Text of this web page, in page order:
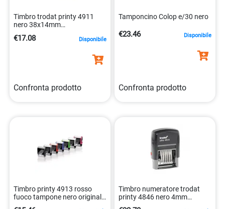
Timbro trodat printy 4911
nero 38x14mm
092399430704
€17.08 Disponibile
Confronta prodotto
Tamponcino Colop e/30 nero
€23.46 Disponibile
Confronta prodotto
Timbro printy 4913 rosso
fuoco tampone nero originale
Timbro numeratore trodat
printy 4846 nero 4mm